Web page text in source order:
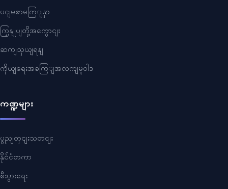
ပငျမစာမကြျနှာ
ကြှနျုပျတို့အကွောငျး
ဆကျသှယျရနျ
ကိုယျရေးအခကြျအလကျမူဝါဒ
ကဏ္ဍများ
ပွညျတှငျးသတငျး
နိုင်ငံတကာ
စီးပွားရေး